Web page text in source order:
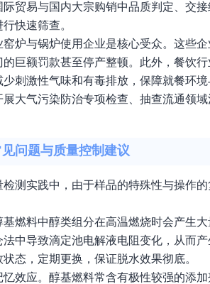
贸易与国内大宗购销中品质判定、交
快速筛查。
炉与锅炉使用企业是核心受众。这些
巨额罚款甚至停产整顿。此外，餐饮
刺激性气味和有毒排放，保障就餐环境
大气污染防治专项检查、抽查流通领
问题与质量控制建议
测实践中，由于样品的特殊性与操作
燃料中醇类组分在高温燃烧时会产生
中导致滴定池电解液电阻变化，从而
态，定期更换，保证脱水效果彻底。
效应。醇基燃料常含有极性较强的添